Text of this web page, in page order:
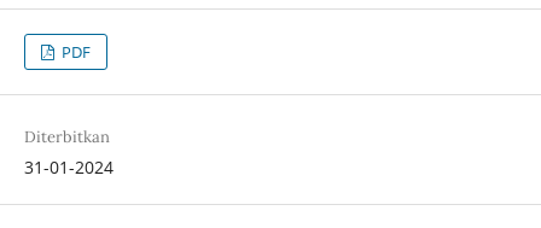
PDF
Diterbitkan
31-01-2024